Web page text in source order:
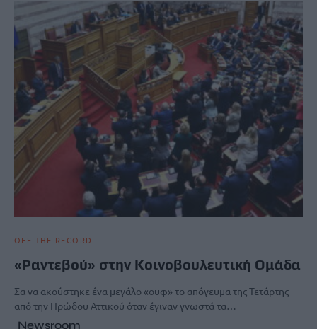
OFF THE RECORD
«Ραντεβού» στην Κοινοβουλευτική Ομάδα
Σα να ακούστηκε ένα μεγάλο «ουφ» το απόγευμα της Τετάρτης
από την Ηρώδου Αττικού όταν έγιναν γνωστά τα…
Newsroom